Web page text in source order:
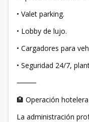
• Valet parking.
• Lobby de lujo.
• Cargadores para
• Seguridad 24/7,
⸻
🏨 Operación
La administración